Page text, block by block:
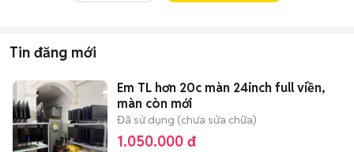
Tin đăng mới
Em TL hơn 20c màn 24inch full viền,
màn còn mới
Đã sử dụng (chưa sửa chữa)
1.050.000 đ